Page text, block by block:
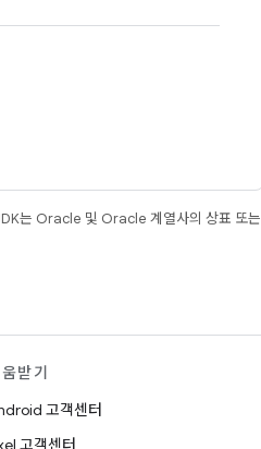
는 Oracle 및 Oracle 계열사의 상표 또는
받기
고객센터
고객센터